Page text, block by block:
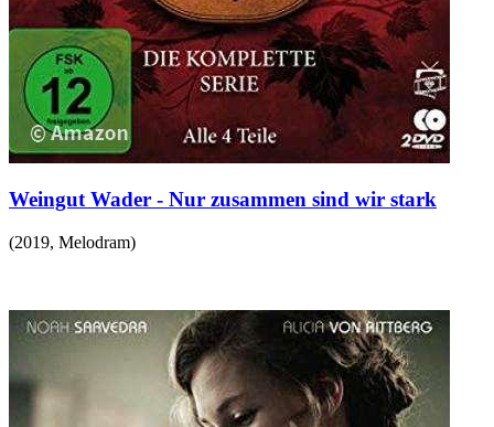
Weingut Wader - Nur zusammen sind wir stark
(2019, Melodram)